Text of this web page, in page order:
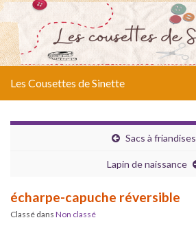
Les Cousettes de Sinette
Sacs à friandises
Lapin de naissance
écharpe-capuche réversible
Classé dans Non classé